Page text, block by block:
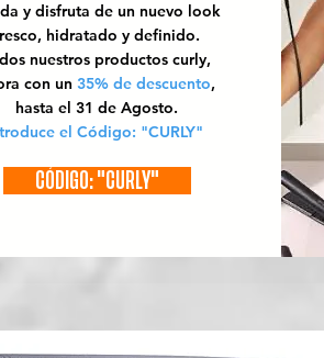
y disfruta de un nuevo look
hidratado y definido.
nuestros productos curly,
con un 35% de descuento,
hasta el 31 de Agosto.
el Código: "CURLY"
CÓDIGO: "CURLY"